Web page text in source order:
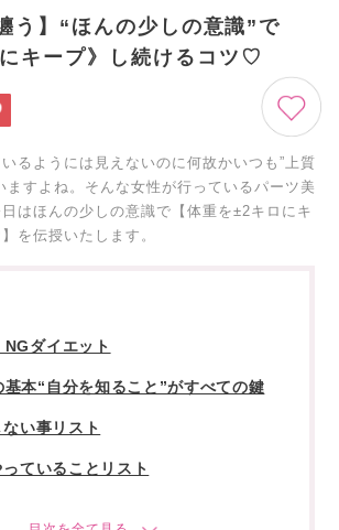
う】“ほんの少しの意識”で
にキープ》し続けるコツ♡
いるようには見えないのに何故かいつも”上質
ますよね。そんな女性が行っているパーツ美
はほんの少しの意識で【体重を±2キロにキ
を伝授いたします。
ダイエット
本“自分を知ること”がすべての鍵
い事リスト
ていることリスト